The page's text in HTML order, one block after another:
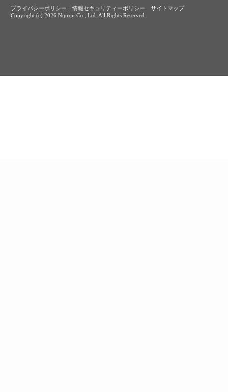
プライバシーポリシー 情報セキュリティーポリシー
サイトマップ
Copyright (c) 2026 Nipron Co., Ltd. All Rights Reserved.